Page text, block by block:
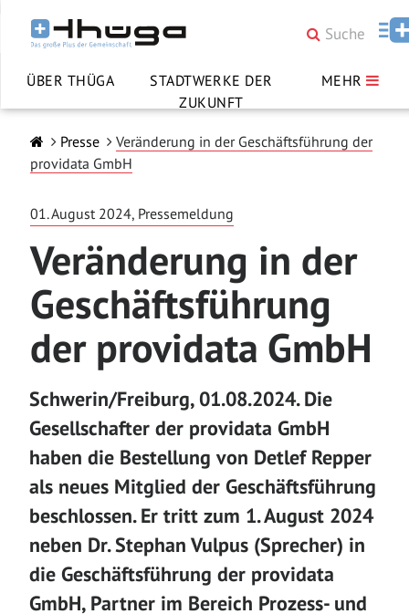
ÜBER THÜGA
STADTWERKE DER
ZUKUNFT
MEHR
Presse
Veränderung in der Geschäftsführung der
providata GmbH
01. August 2024, Pressemeldung
Veränderung in der
Geschäftsführung
der providata GmbH
Schwerin/Freiburg, 01.08.2024. Die
Gesellschafter der providata GmbH
haben die Bestellung von Detlef Repper
als neues Mitglied der Geschäftsführung
beschlossen. Er tritt zum 1. August 2024
neben Dr. Stephan Vulpus (Sprecher) in
die Geschäftsführung der providata
GmbH, Partner im Bereich Prozess- und